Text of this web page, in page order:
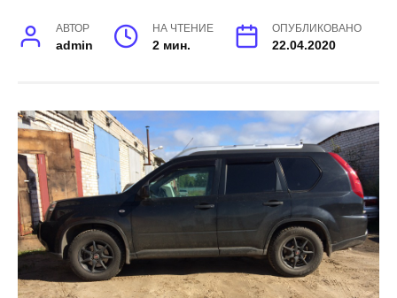
АВТОР
admin
НА ЧТЕНИЕ
2 мин.
ОПУБЛИКОВАНО
22.04.2020